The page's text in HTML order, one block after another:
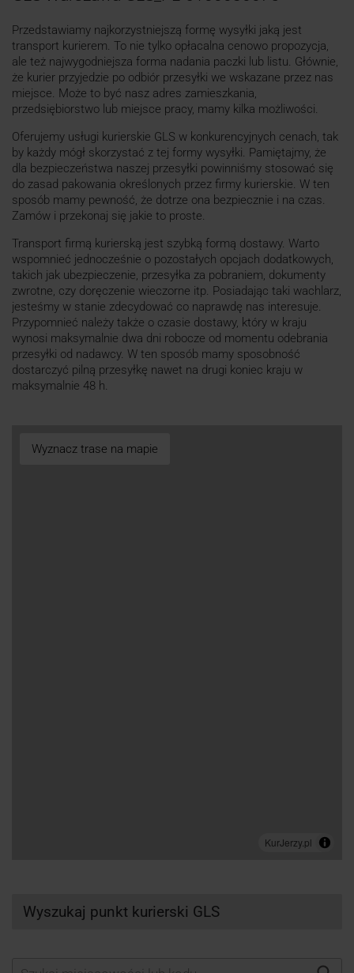
Przedstawiamy najkorzystniejszą formę wysyłki jaką jest
transport kurierem. To nie tylko opłacalna cenowo propozycja,
ale też najwygodniejsza forma nadania paczki lub listu. Głównie,
że kurier przyjedzie po odbiór przesyłki we wskazane przez nas
miejsce. Może to być nasz adres zamieszkania,
przedsiębiorstwo lub miejsce pracy, mamy kilka możliwości.
Oferujemy usługi kurierskie GLS w konkurencyjnych cenach, tak
by każdy mógł skorzystać z tej formy wysyłki. Pamiętajmy, że
dla bezpieczeństwa naszej przesyłki powinniśmy stosować się
do zasad pakowania określonych przez firmy kurierskie. W ten
sposób mamy pewność, że dotrze ona bezpiecznie i na czas.
Zamów i przekonaj się jakie to proste.
Transport firmą kurierską jest szybką formą dostawy. Warto
wspomnieć jednocześnie o pozostałych opcjach dodatkowych,
takich jak ubezpieczenie, przesyłka za pobraniem, dokumenty
zwrotne, czy doręczenie wieczorne itp. Posiadając taki wachlarz,
jesteśmy w stanie zdecydować co naprawdę nas interesuje.
Przypomnieć należy także o czasie dostawy, który w kraju
wynosi maksymalnie dwa dni robocze od momentu odebrania
przesyłki od nadawcy. W ten sposób mamy sposobność
dostarczyć pilną przesyłkę nawet na drugi koniec kraju w
maksymalnie 48 h.
Wyznacz trase na mapie
Wyszukaj punkt kurierski GLS